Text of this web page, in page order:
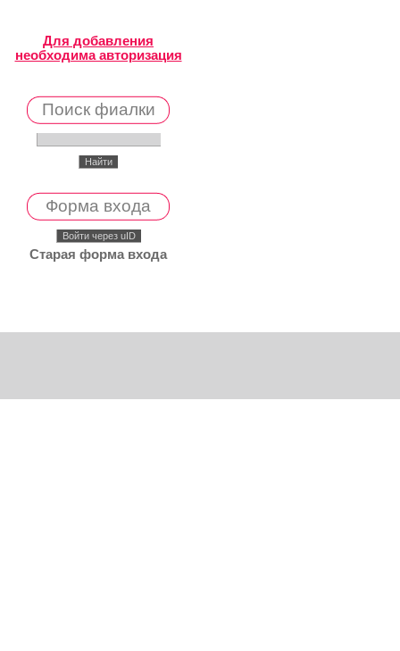
Для добавления
необходима авторизация
Поиск фиалки
Форма входа
Войти через uID
Старая форма входа